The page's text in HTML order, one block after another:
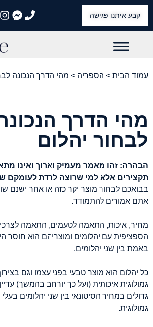
קבע איתנו פגישה
התקשרו
התקשרו
עמוד הבית > הספריה > מהי הדרך הנכונה
מהי הדרך
לבחור יהלום
הבהרה: זהו מאמר מעמיק וארוך ואינו
תקצירים אלא למי שרוצה לרדת לעומקם
בבואכם לבחור מוצר יקר כזה או אחר ישנם
אתם אמורים להתמודד.
מחיר, איכות, התאמה לטעמים, התאמה
הספציפית עם יהלומים ומוצריהם הוא חוסר
באמת בין שני יהלומים.
כל יהלום הוא מוצר טבעי בפני עצמו וגם
גמולוגית איכותית (ועל כך יורחב בהמשך)
גדולים במחיר הסיטונאי בין שני יהלומים בעלי
גמולוגית.